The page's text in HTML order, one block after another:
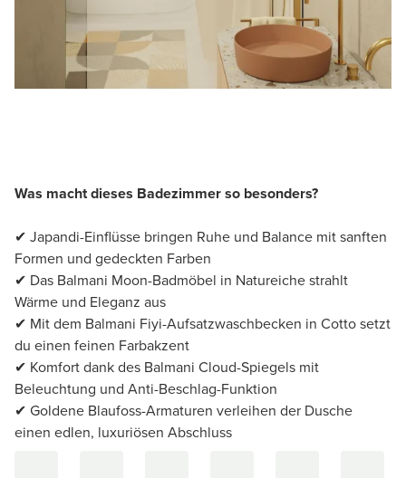
Was macht dieses Badezimmer so besonders?
✔ Japandi-Einflüsse bringen Ruhe und Balance mit sanften
Formen und gedeckten Farben
✔ Das Balmani Moon-Badmöbel in Natureiche strahlt
Wärme und Eleganz aus
✔ Mit dem Balmani Fiyi-Aufsatzwaschbecken in Cotto setzt
du einen feinen Farbakzent
✔ Komfort dank des Balmani Cloud-Spiegels mit
Beleuchtung und Anti-Beschlag-Funktion
✔ Goldene Blaufoss-Armaturen verleihen der Dusche
einen edlen, luxuriösen Abschluss